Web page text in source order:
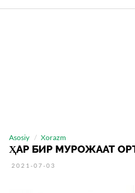
Asosiy Xorazm
ҲАР БИР МУРОЖААТ
2021-07-03